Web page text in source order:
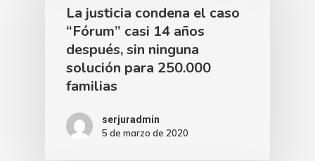
La justicia condena el caso
“Fórum” casi 14 años
después, sin ninguna
solución para 250.000
familias
serjuradmin
5 de marzo de 2020